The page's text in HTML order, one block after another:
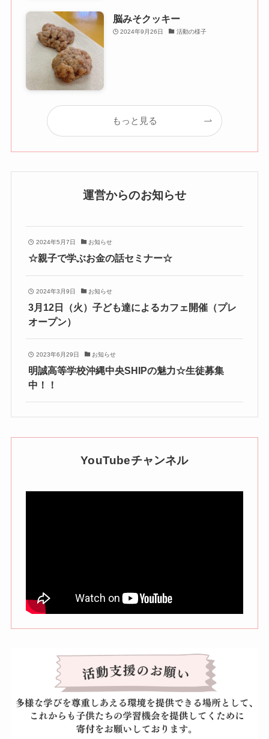
脳みそクッキー
2024年9月26日 活動の様子
もっと見る
運営からのお知らせ
2024年5月7日 お知らせ
☆親子で学ぶお金の話セミナー☆
2024年3月9日 お知らせ
3月12日（火）子ども達によるカフェ開催（プレ
オープン）
2023年6月29日 お知らせ
明誠高等学校沖縄中央SHIPの魅力☆生徒募集
中！！
YouTubeチャンネル